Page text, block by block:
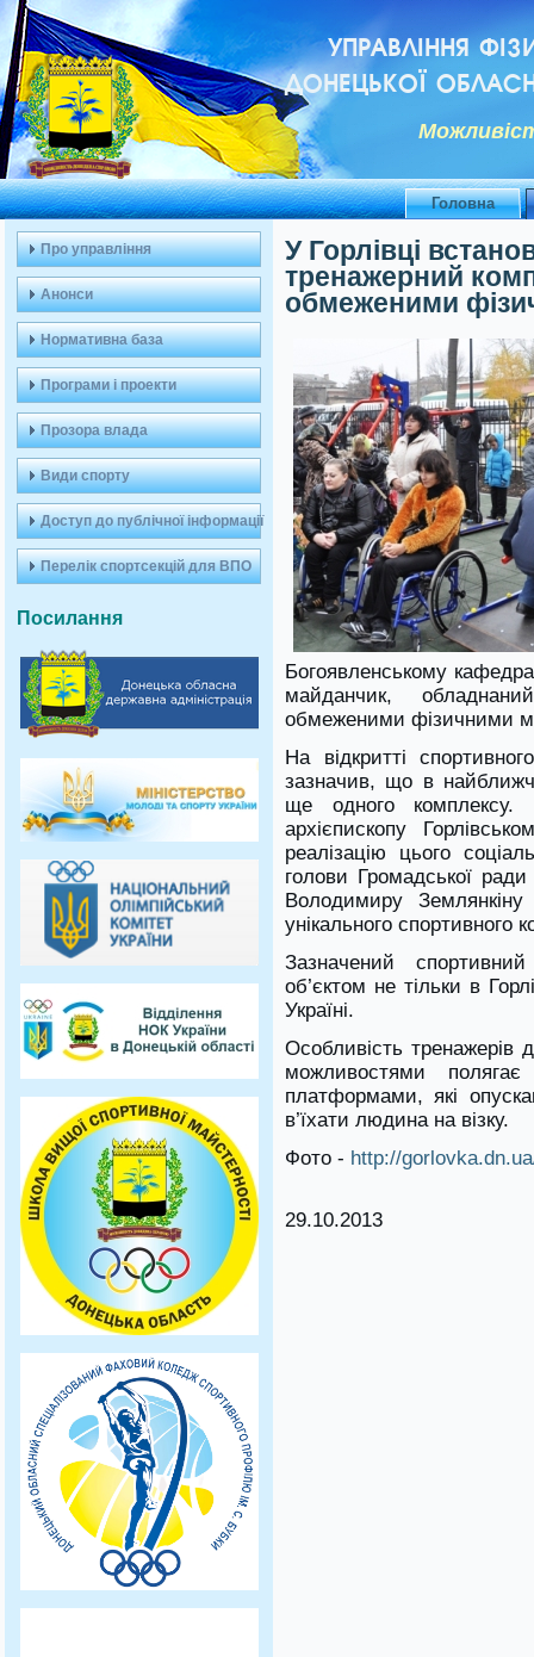
УПРАВЛІННЯ
ДОНЕЦЬКОЇ
Головна
Про управління
Анонси
Нормативна база
Програми і проекти
Прозора влада
Види спорту
Доступ до публічної інформації
Перелік спортсекцій для ВПО
Посилання
У Горлівці
тренажерний
обмеженими
Богоявленському
майданчик,
обмеженими фізичними
На відкритті
зазначив, що в
ще одного комплексу.
архієпископу
реалізацію цього
голови Громадської ради
Володимиру
унікального спортивного
Зазначений
об’єктом не тільки в
Україні.
Особливість
можливостями
платформами, які
в’їхати людина на візку.
Фото - http://
29.10.2013